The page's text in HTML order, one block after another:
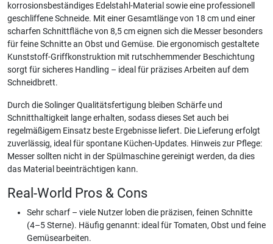
korrosionsbeständiges Edelstahl-Material sowie eine professionell
geschliffene Schneide. Mit einer Gesamtlänge von 18 cm und einer
scharfen Schnittfläche von 8,5 cm eignen sich die Messer besonders
für feine Schnitte an Obst und Gemüse. Die ergonomisch gestaltete
Kunststoff-Griffkonstruktion mit rutschhemmender Beschichtung
sorgt für sicheres Handling – ideal für präzises Arbeiten auf dem
Schneidbrett.
Durch die Solinger Qualitätsfertigung bleiben Schärfe und
Schnitthaltigkeit lange erhalten, sodass dieses Set auch bei
regelmäßigem Einsatz beste Ergebnisse liefert. Die Lieferung erfolgt
zuverlässig, ideal für spontane Küchen-Updates. Hinweis zur Pflege:
Messer sollten nicht in der Spülmaschine gereinigt werden, da dies
das Material beeinträchtigen kann.
Real-World Pros & Cons
Sehr scharf – viele Nutzer loben die präzisen, feinen Schnitte
(4–5 Sterne). Häufig genannt: ideal für Tomaten, Obst und feine
Gemüsearbeiten.